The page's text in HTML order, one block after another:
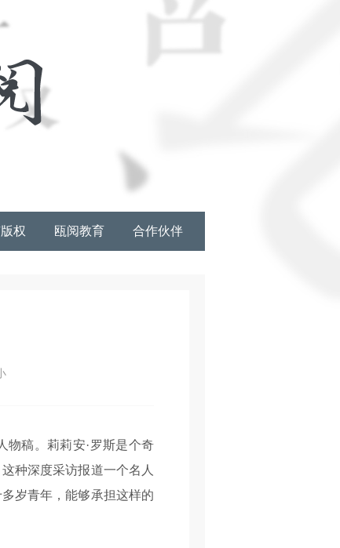
权 瓯阅教育 合作伙伴
稿。莉莉安·罗斯是个奇
种深度采访报道一个名人
岁青年，能够承担这样的